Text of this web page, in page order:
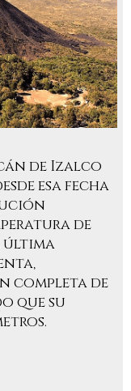
de Izalco
esa fecha
de
última
completa de
que su